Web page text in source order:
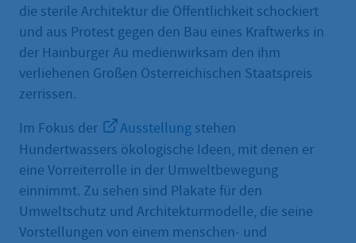
die sterile Architektur die Öffentlichkeit schockiert
und aus Protest gegen den Bau eines Kraftwerks in
der Hainburger Au medienwirksam den ihm
verliehenen Großen Österreichischen Staatspreis
zerrissen.
Im Fokus der
Ausstellung stehen
Hundertwassers ökologische Ideen, mit denen er
eine Vorreiterrolle in der Umweltbewegung
einnimmt. Zu sehen sind Plakate für den
Umweltschutz und Architekturmodelle, die seine
Vorstellungen von einem menschen- und